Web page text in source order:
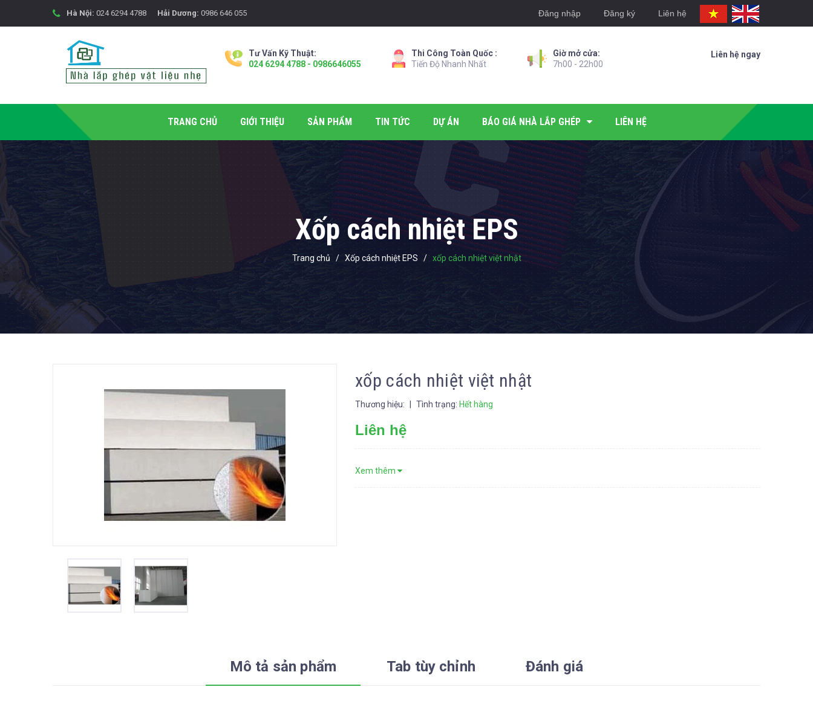
Hà Nội: 024 6294 4788 Hải Dương: 0986 646 055 Đăng nhập Đăng ký Liên hệ
Tư Vấn Kỹ Thuật:
024 6294 4788 - 0986646055
Thi Công Toàn Quốc :
Tiến Độ Nhanh Nhất
Giờ mở cửa:
7h00 - 22h00
Liên hệ ngay
TRANG CHỦ GIỚI THIỆU SẢN PHẨM TIN TỨC DỰ ÁN BÁO GIÁ NHÀ LẮP GHÉP LIÊN HỆ
Xốp cách nhiệt EPS
Trang chủ / Xốp cách nhiệt EPS / xốp cách nhiệt việt nhật
xốp cách nhiệt việt nhật
Thương hiệu: Tình trạng: Hết hàng
Liên hệ
Xem thêm
Mô tả sản phẩm Tab tùy chỉnh Đánh giá